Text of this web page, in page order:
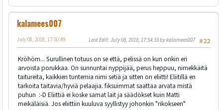
kalamees007
#22
July 08, 2018, 17:50:49 Last Edit: July 08, 2018, 17:54:33 by kalamees007
Kröhöm... Surullinen totuus on se että, pelissä on kun onkin eri
arvoista porukkaa. On sunnuntai nyppijää, perus heppuu, nimekkäitä
taitureita, kaikkien tuntemia nimi setiä ja sitten on eliitti! Eliitillä en
tarkoita taitavia/hyviä pelaajia. fiksuimmat saattaa arvata mistä
puhun :-D Eliittiä ei koske samat lait ja säädökset kuin Matti
meikäläisiä. Jos eliittiin kuuluva syyllistyy johonkin "rikokseen"